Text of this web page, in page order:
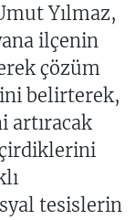
Yılmaz,
ilçenin
çözüm
belirterek,
artıracak
tesislerin